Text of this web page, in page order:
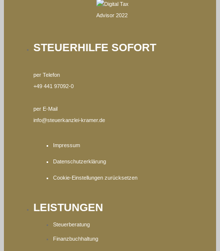
STEUERHILFE SOFORT
per Telefon
+49 441 97092-0
per E-Mail
info@steuerkanzlei-kramer.de
Impressum
Datenschutzerklärung
Cookie-Einstellungen zurücksetzen
LEISTUNGEN
Steuerberatung
Finanzbuchhaltung